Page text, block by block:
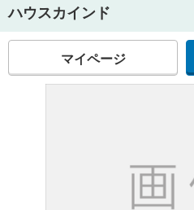
ハウスカインド
マイページ